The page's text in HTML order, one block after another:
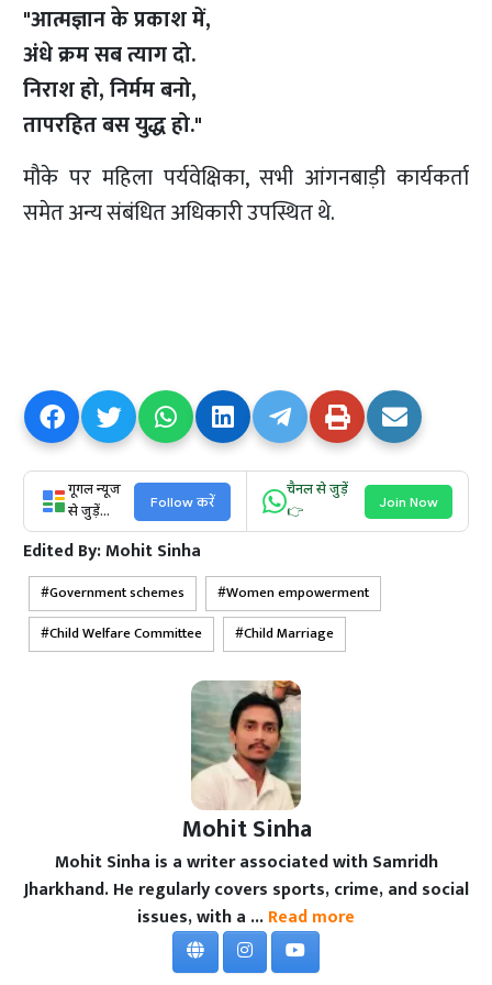
"आत्मज्ञान के प्रकाश में,
अंधे क्रम सब त्याग दो.
निराश हो, निर्मम बनो,
तापरहित बस युद्ध हो."
मौके पर महिला पर्यवेक्षिका, सभी आंगनबाड़ी कार्यकर्ता
समेत अन्य संबंधित अधिकारी उपस्थित थे.
गूगल न्यूज
से जुड़ें...
Follow करें
चैनल से जुड़ें
👉
Join Now
Edited By:Mohit Sinha
Government schemes
Women empowerment
Child Welfare Committee
Child Marriage
Mohit Sinha
Mohit Sinha is a writer associated with Samridh
Jharkhand. He regularly covers sports, crime, and social
issues, with a ...Read more